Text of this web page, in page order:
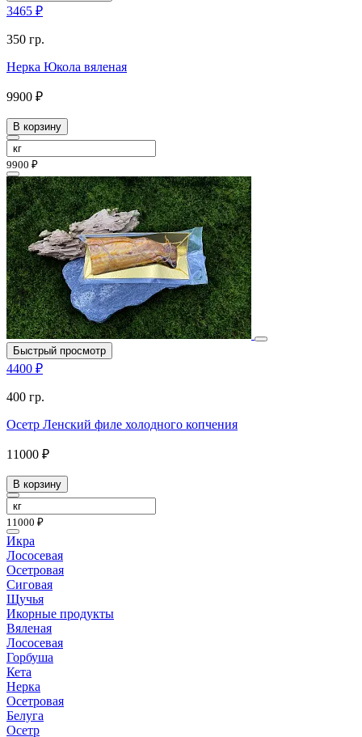
3465 ₽
350 гр.
Нерка Юкола вяленая
9900 ₽
В корзину
9900 ₽
Быстрый просмотр
4400 ₽
400 гр.
Осетр Ленский филе холодного копчения
11000 ₽
В корзину
11000 ₽
Икра
Лососевая
Осетровая
Сиговая
Щучья
Икорные продукты
Вяленая
Лососевая
Горбуша
Кета
Нерка
Осетровая
Белуга
Осетр